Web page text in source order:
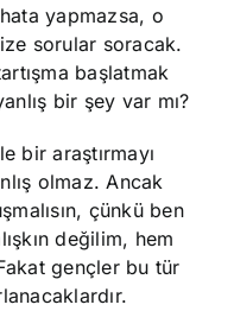
hata yapmazsa, o
sorular soracak.
başlatmak
bir şey var mı?
bir araştırmayı
olmaz. Ancak
çünkü ben
değilim, hem
gençler bu tür